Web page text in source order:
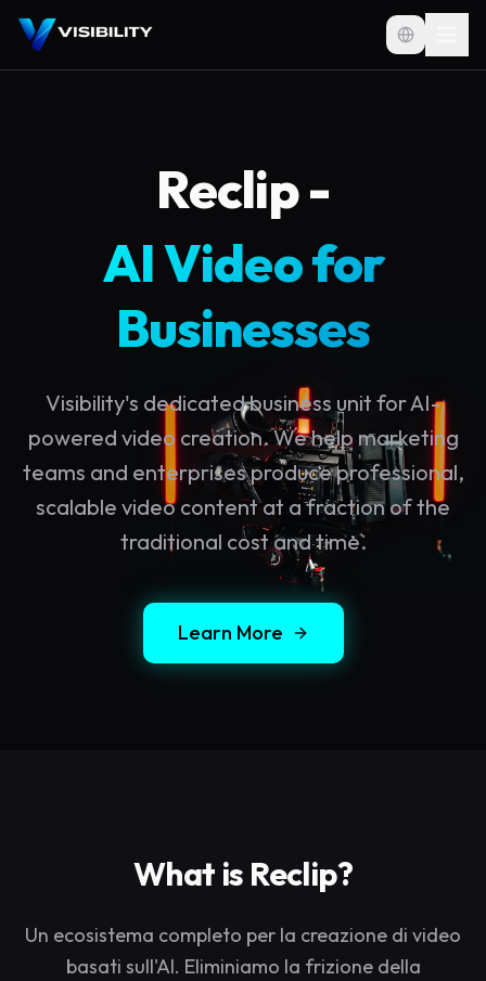
Reclip -
AI Video for
Businesses
Visibility's dedicated business unit for AI-
powered video creation. We help marketing
teams and enterprises produce professional,
scalable video content at a fraction of the
traditional cost and time.
Learn More
What is Reclip?
Un ecosistema completo per la creazione di video
basati sull'AI. Eliminiamo la frizione della